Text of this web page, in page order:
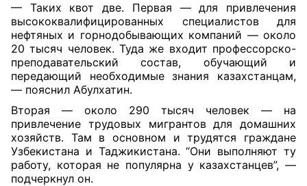
— Таких квот две. Первая — для привлечения
высококвалифицированных специалистов для
нефтяных и горнодобывающих компаний — около
20 тысяч человек. Туда же входит профессорско-
преподавательский состав, обучающий и
передающий необходимые знания казахстанцам,
— пояснил Абулхатин.
Вторая — около 290 тысяч человек — на
привлечение трудовых мигрантов для домашних
хозяйств. Там в основном и трудятся граждане
Узбекистана и Таджикистана. “Они выполняют ту
работу, которая не популярна у казахстанцев”, —
подчеркнул он.